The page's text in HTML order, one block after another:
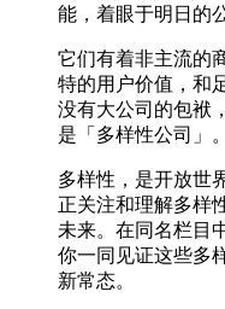
能，着眼于明日的
它们有着非主流的
特的用户价值，和
没有大公司的包袱
是「多样性公司」。
多样性，是开放世
正关注和理解多样
未来。在同名栏目
你一同见证这些多
新常态。